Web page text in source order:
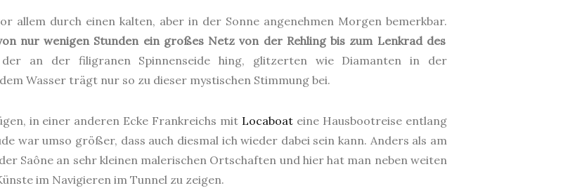
allem durch einen kalten, aber in der Sonne angenehmen Morgen bemerkbar.
nur wenigen Stunden ein großes Netz von der Rehling bis zum Lenkrad des
an der filigranen Spinnenseide hing, glitzerten wie Diamanten in der
Wasser trägt nur so zu dieser mystischen Stimmung bei.
in einer anderen Ecke Frankreichs mit Locaboat eine Hausbootreise entlang
war umso größer, dass auch diesmal ich wieder dabei sein kann. Anders als am
Saône an sehr kleinen malerischen Ortschaften und hier hat man neben weiten
im Navigieren im Tunnel zu zeigen.